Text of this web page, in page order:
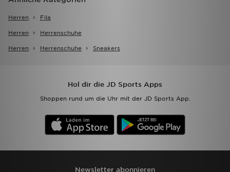
Herren Fila
Herren Herrenschuhe
Herren Herrenschuhe Sneakers
Hol dir die JD Sports Apps
Shoppen rund um die Uhr mit der JD Sports App.
Newsletter abonnieren